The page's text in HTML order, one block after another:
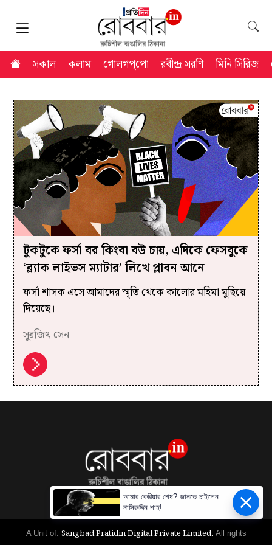
সকাল কলাম গোলগপ্‌পো রবীন্দ্র সরণি মিনি সিরিজ
টুকটুকে ফর্সা বর কিংবা বউ চায়, এদিকে ফেসবুকে
‘ব্ল্যাক লাইভস ম্যাটার’ লিখে প্লাবন আনে
ফর্সা শাসক এসে আমাদের স্মৃতি থেকে কালোর মহিমা মুছিয়ে
দিয়েছে।
সুরজিৎ সেন
A Unit of: Sangbad Pratidin Digital Private Limited. All rights
আমার কেরিয়ার শেষ? জানতে চাইলেন
নাসিরুদ্দিন শাহ!